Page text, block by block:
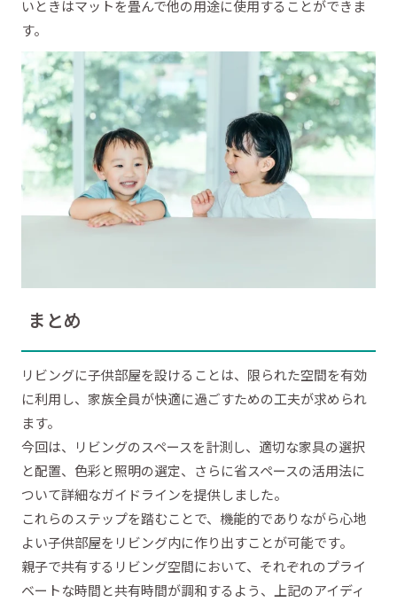
いときはマットを畳んで他の用途に使用することができま
す。
まとめ
リビングに子供部屋を設けることは、限られた空間を有効
に利用し、家族全員が快適に過ごすための工夫が求められ
ます。
今回は、リビングのスペースを計測し、適切な家具の選択
と配置、色彩と照明の選定、さらに省スペースの活用法に
ついて詳細なガイドラインを提供しました。
これらのステップを踏むことで、機能的でありながら心地
よい子供部屋をリビング内に作り出すことが可能です。
親子で共有するリビング空間において、それぞれのプライ
ベートな時間と共有時間が調和するよう、上記のアイディ